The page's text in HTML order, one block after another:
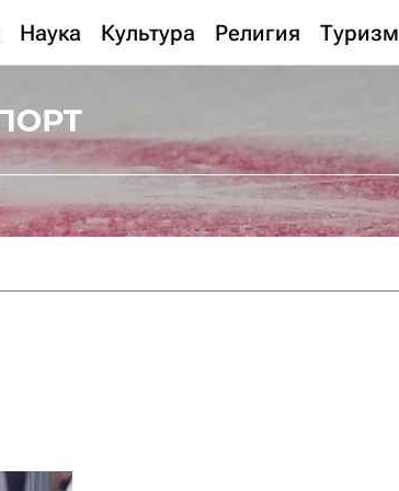
Наука Культура Религия Туризм